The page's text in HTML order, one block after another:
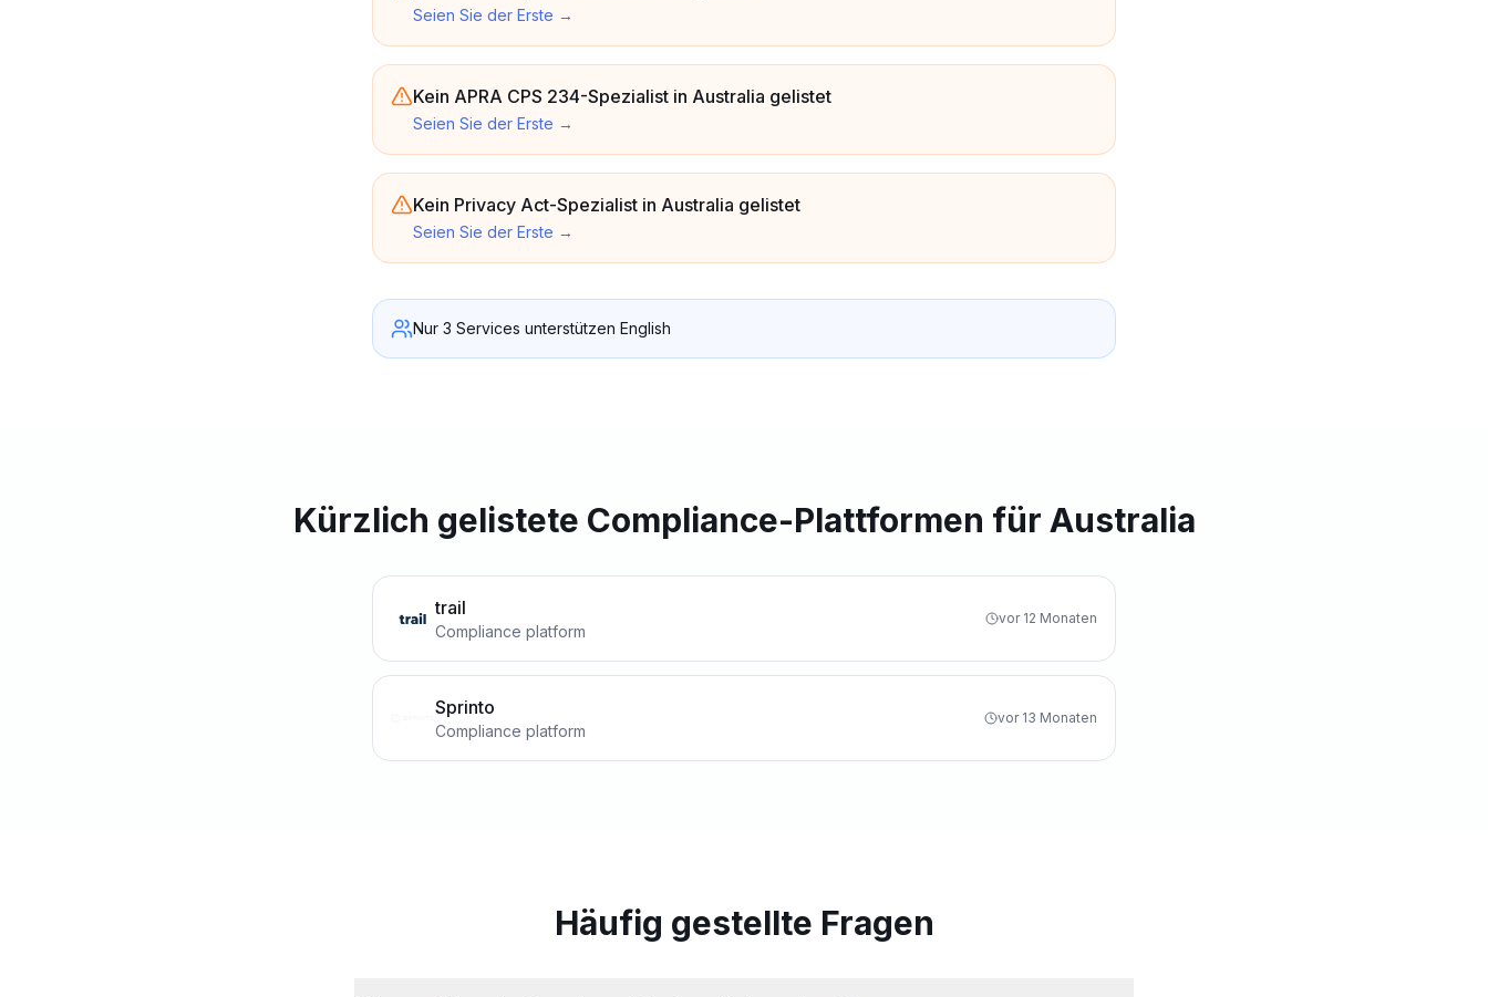
Seien Sie der Erste →
Kein APRA CPS 234-Spezialist in Australia gelistet
Seien Sie der Erste →
Kein Privacy Act-Spezialist in Australia gelistet
Seien Sie der Erste →
Nur 3 Services unterstützen English
Kürzlich gelistete Compliance-Plattformen für Australia
trail
Compliance platform
vor 12 Monaten
Sprinto
Compliance platform
vor 13 Monaten
Häufig gestellte Fragen